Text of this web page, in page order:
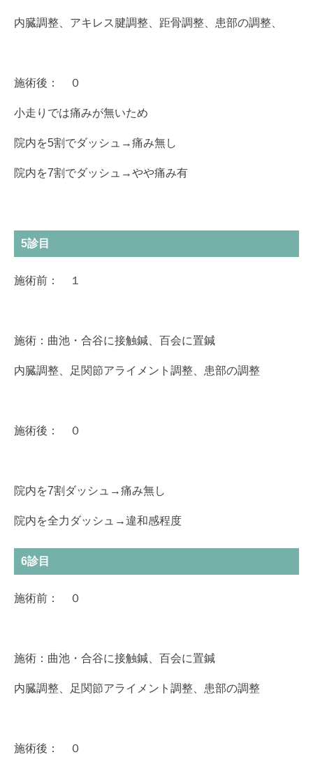
内臓調整、アキレス腱調整、距骨調整、患部の調整、
施術後： ０
小走りでは痛みが無いため
院内を5割でダッシュ→痛み無し
院内を7割でダッシュ→やや痛み有
5診目
施術前： １
施術：曲池・合谷に接触鍼、百会に置鍼
内臓調整、足関節アライメント調整、患部の調整
施術後： ０
院内を7割ダッシュ→痛み無し
院内を全力ダッシュ→違和感程度
6診目
施術前： ０
施術：曲池・合谷に接触鍼、百会に置鍼
内臓調整、足関節アライメント調整、患部の調整
施術後： ０